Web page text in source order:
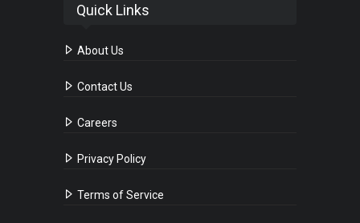
Quick Links
About Us
Contact Us
Careers
Privacy Policy
Terms of Service